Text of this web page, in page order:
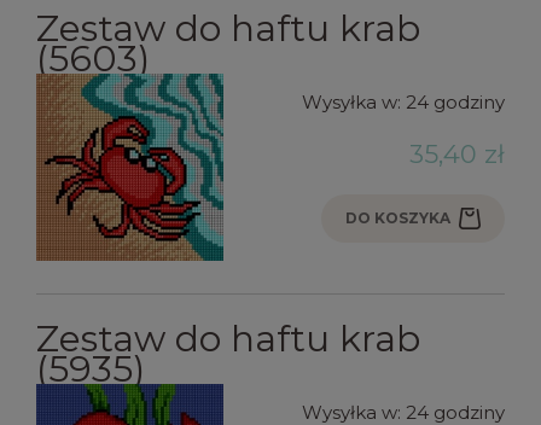
Zestaw do haftu krab
(5603)
Wysyłka w: 24 godziny
35,40 zł
DO KOSZYKA
Zestaw do haftu krab
(5935)
Wysyłka w: 24 godziny